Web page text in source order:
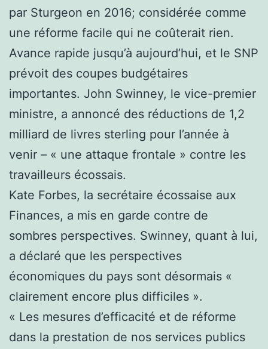
par Sturgeon en 2016; considérée comme
une réforme facile qui ne coûterait rien.
Avance rapide jusqu’à aujourd’hui, et le SNP
prévoit des coupes budgétaires
importantes. John Swinney, le vice-premier
ministre, a annoncé des réductions de 1,2
milliard de livres sterling pour l’année à
venir – « une attaque frontale » contre les
travailleurs écossais.
Kate Forbes, la secrétaire écossaise aux
Finances, a mis en garde contre de
sombres perspectives. Swinney, quant à lui,
a déclaré que les perspectives
économiques du pays sont désormais «
clairement encore plus difficiles ».
« Les mesures d’efficacité et de réforme
dans la prestation de nos services publics